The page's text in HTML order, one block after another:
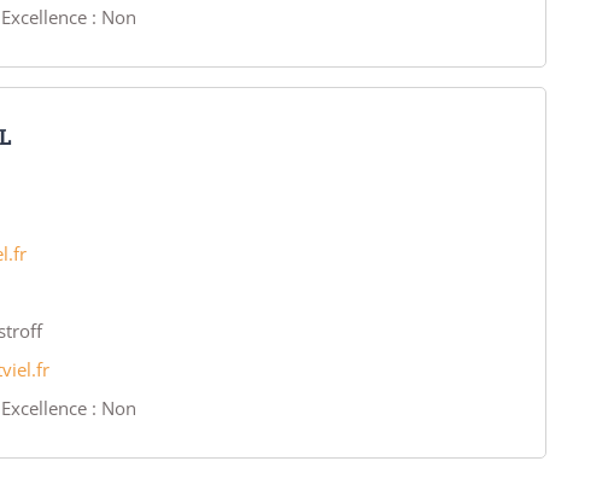
: Non
: Non